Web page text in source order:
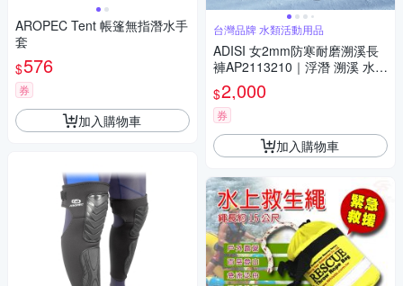
AROPEC Tent 帳篷無指潛水手
套
$576
券
加入購物車
台灣品牌 水類活動用品
ADISI 女2mm防寒耐磨溯溪長
褲AP2113210｜浮潛 溯溪 水上
活動 UPF50+ 防曬 防磨 防水母
$2,000
券
加入購物車